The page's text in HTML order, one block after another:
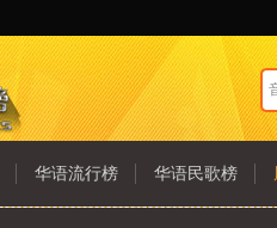
华语流行榜 华语民歌榜